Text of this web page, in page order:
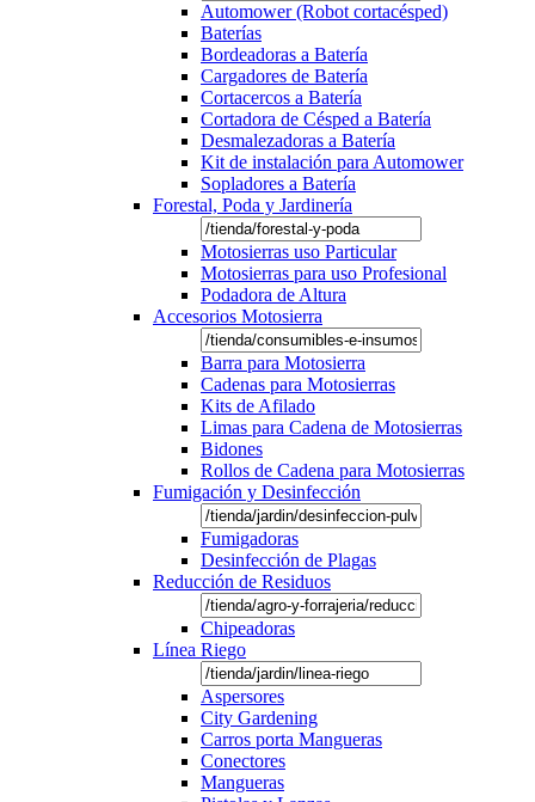
Automower (Robot cortacésped)
Baterías
Bordeadoras a Batería
Cargadores de Batería
Cortacercos a Batería
Cortadora de Césped a Batería
Desmalezadoras a Batería
Kit de instalación para Automower
Sopladores a Batería
Forestal, Poda y Jardinería
Motosierras uso Particular
Motosierras para uso Profesional
Podadora de Altura
Accesorios Motosierra
Barra para Motosierra
Cadenas para Motosierras
Kits de Afilado
Limas para Cadena de Motosierras
Bidones
Rollos de Cadena para Motosierras
Fumigación y Desinfección
Fumigadoras
Desinfección de Plagas
Reducción de Residuos
Chipeadoras
Línea Riego
Aspersores
City Gardening
Carros porta Mangueras
Conectores
Mangueras